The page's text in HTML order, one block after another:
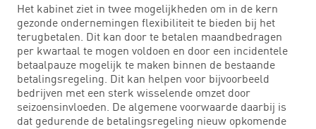
Het kabinet ziet in twee mogelijkheden om in de kern
gezonde ondernemingen flexibiliteit te bieden bij het
terugbetalen. Dit kan door te betalen maandbedragen
per kwartaal te mogen voldoen en door een incidentele
betaalpauze mogelijk te maken binnen de bestaande
betalingsregeling. Dit kan helpen voor bijvoorbeeld
bedrijven met een sterk wisselende omzet door
seizoensinvloeden. De algemene voorwaarde daarbij is
dat gedurende de betalingsregeling nieuw opkomende